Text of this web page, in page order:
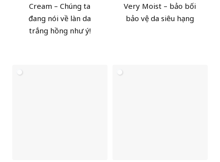
Cream – Chúng ta
đang nói về làn da
trắng hồng như ý!
Very Moist – bảo bối
bảo vệ da siêu hạng